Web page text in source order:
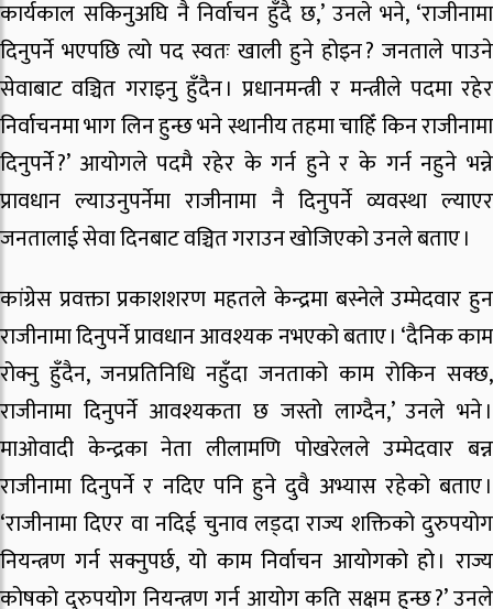
कार्यकाल सकिनुअघि नै निर्वाचन हुँदै छ,’ उनले भने, ‘राजीनामा
दिनुपर्ने भएपछि त्यो पद स्वतः खाली हुने होइन ? जनताले पाउने
सेवाबाट वञ्चित गराइनु हुँदैन । प्रधानमन्त्री र मन्त्रीले पदमा रहेर
निर्वाचनमा भाग लिन हुन्छ भने स्थानीय तहमा चाहिँ किन राजीनामा
दिनुपर्ने ?’ आयोगले पदमै रहेर के गर्न हुने र के गर्न नहुने भन्ने
प्रावधान ल्याउनुपर्नेमा राजीनामा नै दिनुपर्ने व्यवस्था ल्याएर
जनतालाई सेवा दिनबाट वञ्चित गराउन खोजिएको उनले बताए ।
कांग्रेस प्रवक्ता प्रकाशशरण महतले केन्द्रमा बस्नेले उम्मेदवार हुन
राजीनामा दिनुपर्ने प्रावधान आवश्यक नभएको बताए । ‘दैनिक काम
रोक्नु हुँदैन, जनप्रतिनिधि नहुँदा जनताको काम रोकिन सक्छ,
राजीनामा दिनुपर्ने आवश्यकता छ जस्तो लाग्दैन,’ उनले भने ।
माओवादी केन्द्रका नेता लीलामणि पोखरेलले उम्मेदवार बन्न
राजीनामा दिनुपर्ने र नदिए पनि हुने दुवै अभ्यास रहेको बताए ।
‘राजीनामा दिएर वा नदिई चुनाव लड्दा राज्य शक्तिको दुरुपयोग
नियन्त्रण गर्न सक्नुपर्छ, यो काम निर्वाचन आयोगको हो । राज्य
कोषको दुरुपयोग नियन्त्रण गर्न आयोग कति सक्षम हुन्छ ?’ उनले